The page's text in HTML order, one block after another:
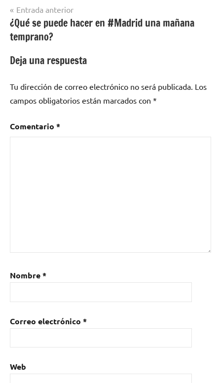
Navegación
de
entradas
Entrada anterior
¿Qué se puede hacer en #Madrid una mañana
temprano?
Deja una respuesta
Tu dirección de correo electrónico no será publicada. Los
campos obligatorios están marcados con *
Comentario *
Nombre*
Correo electrónico *
Web